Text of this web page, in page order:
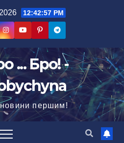
12:42:58 PM
... Бро! -
новини першим!